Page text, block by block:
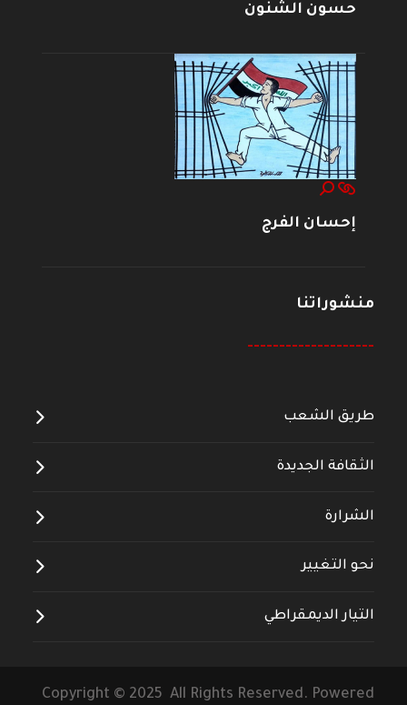
حسون الشنون
إحسان الفرج
منشوراتنا
--------------------
طريق الشعب
الثقافة الجديدة
الشرارة
نحو التغيير
التيار الديمقراطي
Copyright © 2025 All Rights Reserved. Powered